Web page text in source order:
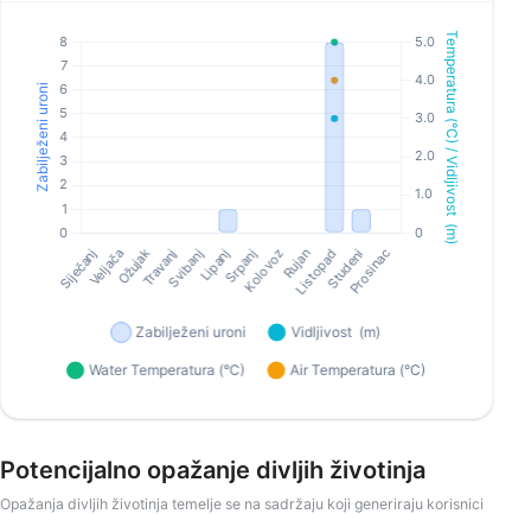
Potencijalno opažanje divljih životinja
Opažanja divljih životinja temelje se na sadržaju koji generiraju korisnici